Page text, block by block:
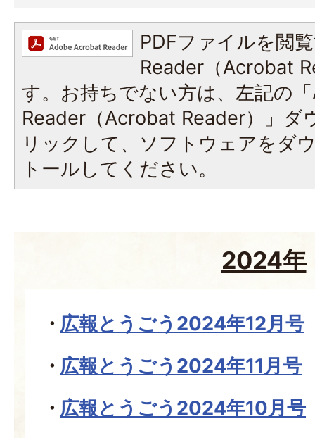
PDFファイルを閲
Reader（Acrobat
す。お持ちでない方は、左記の
Reader（Acrobat Reader）」ダ
リックして、ソフトウェアをダ
トールしてください。
2024年
広報とうごう2024年12月号
広報とうごう2024年11月号
広報とうごう2024年10月号